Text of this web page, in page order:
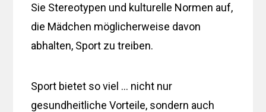
Sie Stereotypen und kulturelle Normen auf,
die Mädchen möglicherweise davon
abhalten, Sport zu treiben.
Sport bietet so viel … nicht nur
gesundheitliche Vorteile, sondern auch